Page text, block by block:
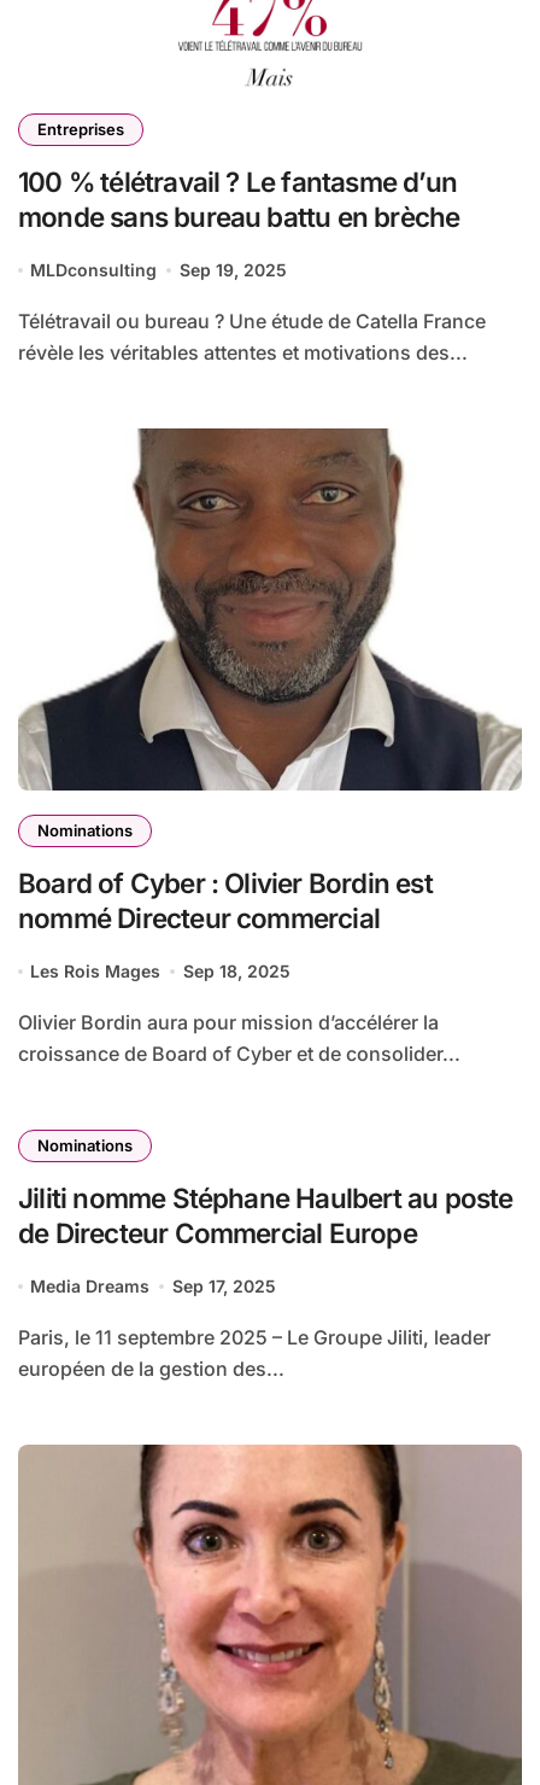
Entreprises
100 % télétravail ? Le fantasme d’un
monde sans bureau battu en brèche
MLDconsulting Sep 19, 2025
Télétravail ou bureau ? Une étude de Catella France
révèle les véritables attentes et motivations des...
Nominations
Board of Cyber : Olivier Bordin est
nommé Directeur commercial
Les Rois Mages Sep 18, 2025
Olivier Bordin aura pour mission d’accélérer la
croissance de Board of Cyber et de consolider...
Nominations
Jiliti nomme Stéphane Haulbert au poste
de Directeur Commercial Europe
Media Dreams Sep 17, 2025
Paris, le 11 septembre 2025 – Le Groupe Jiliti, leader
européen de la gestion des...